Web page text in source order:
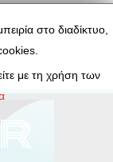
στο διαδίκτυο,
με τη χρήση των